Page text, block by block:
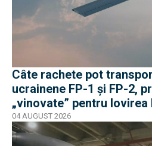
Câte rachete pot
ucrainene FP-1 și FP-2,
„vinovate” pentru
04 AUGUST 2026